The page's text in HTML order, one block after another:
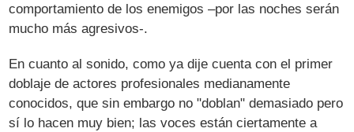
comportamiento de los enemigos –por las noches serán
mucho más agresivos-.
En cuanto al sonido, como ya dije cuenta con el primer
doblaje de actores profesionales medianamente
conocidos, que sin embargo no "doblan" demasiado pero
sí lo hacen muy bien; las voces están ciertamente a